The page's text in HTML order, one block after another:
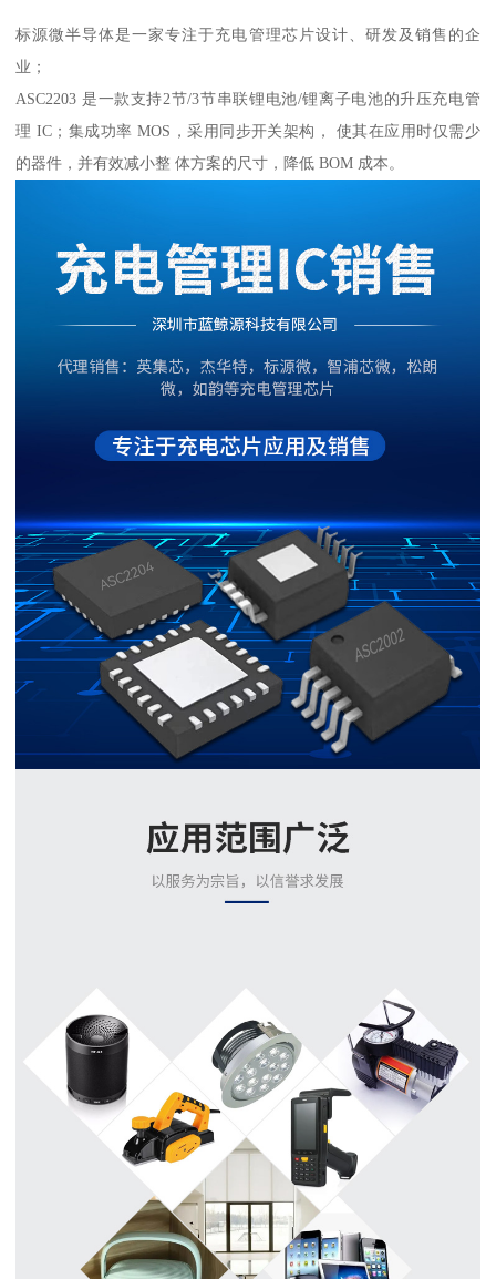
标源微半导体是一家专注于充电管理芯片设计、研发及销售的企
业；
ASC2203 是一款支持2节/3节串联锂电池/锂离子电池的升压充电管
理 IC；集成功率 MOS，采用同步开关架构， 使其在应用时仅需少
的器件，并有效减小整 体方案的尺寸，降低 BOM 成本。